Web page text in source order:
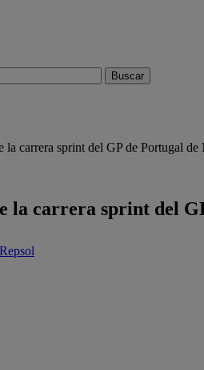
la carrera sprint del GP de Portugal
la carrera sprint del